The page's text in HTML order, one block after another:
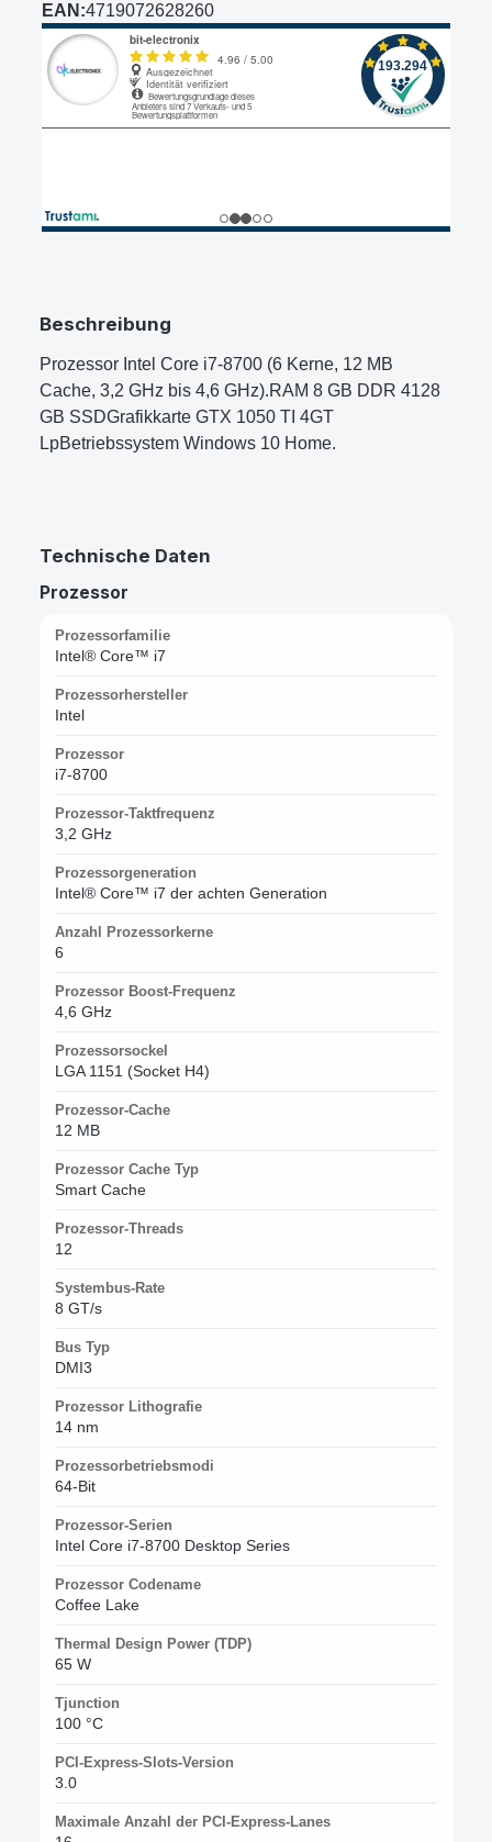
EAN:4719072628260
Beschreibung
Prozessor Intel Core i7-8700 (6 Kerne, 12 MB
Cache, 3,2 GHz bis 4,6 GHz).RAM 8 GB DDR 4128
GB SSDGrafikkarte GTX 1050 TI 4GT
LpBetriebssystem Windows 10 Home.
Technische Daten
Prozessor
Prozessorfamilie
Intel® Core™ i7
Prozessorhersteller
Intel
Prozessor
i7-8700
Prozessor-Taktfrequenz
3,2 GHz
Prozessorgeneration
Intel® Core™ i7 der achten Generation
Anzahl Prozessorkerne
6
Prozessor Boost-Frequenz
4,6 GHz
Prozessorsockel
LGA 1151 (Socket H4)
Prozessor-Cache
12 MB
Prozessor Cache Typ
Smart Cache
Prozessor-Threads
12
Systembus-Rate
8 GT/s
Bus Typ
DMI3
Prozessor Lithografie
14 nm
Prozessorbetriebsmodi
64-Bit
Prozessor-Serien
Intel Core i7-8700 Desktop Series
Prozessor Codename
Coffee Lake
Thermal Design Power (TDP)
65 W
Tjunction
100 °C
PCI-Express-Slots-Version
3.0
Maximale Anzahl der PCI-Express-Lanes